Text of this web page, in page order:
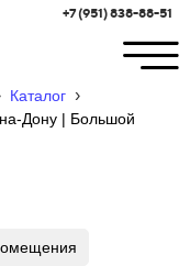
+7 (951) 838-88-51
Каталог ›
Дону | Большой